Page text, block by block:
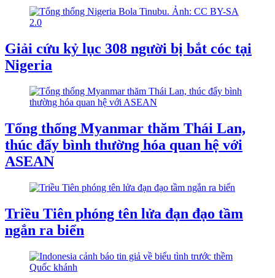
Giải cứu kỷ lục 308 người bị bắt cóc tại
Nigeria
Tổng thống Myanmar thăm Thái Lan,
thúc đẩy bình thường hóa quan hệ với
ASEAN
Triều Tiên phóng tên lửa đạn đạo tầm
ngắn ra biển